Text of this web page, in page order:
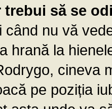
trebui să se
când nu vă
hrană la
cineva
pe poziția